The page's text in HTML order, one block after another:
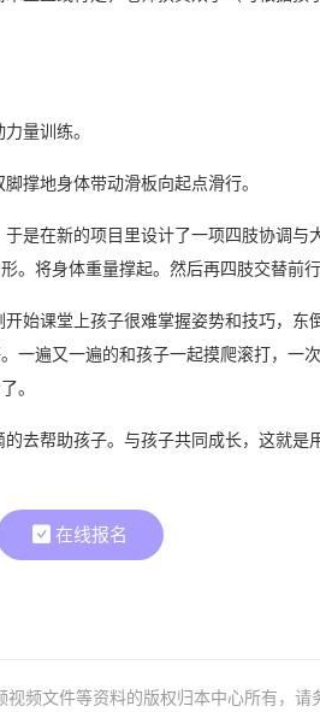
量训练。
撑地身体带动滑板向起点滑行。
是在新的项目里设计了一项四肢协调与
将身体重量撑起。然后再四肢交替前行
始课堂上孩子很难掌握姿势和技巧，东
遍又一遍的和孩子一起摸爬滚打，一
。
去帮助孩子。与孩子共同成长，这就是
在线报名
频文件等资料的版权归本中心所有，